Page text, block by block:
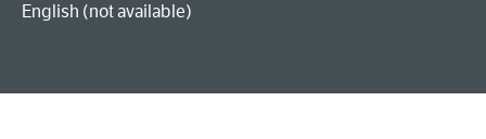
English (not available)